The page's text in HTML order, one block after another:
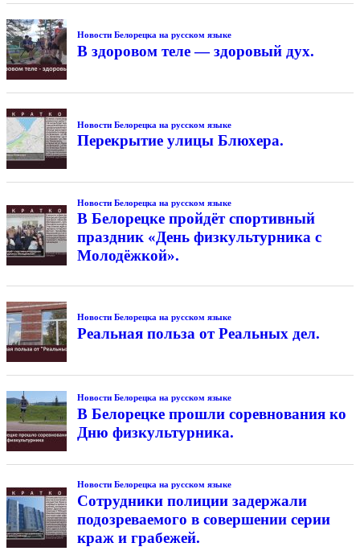
Новости Белорецка на русском языке
В здоровом теле — здоровый дух.
Новости Белорецка на русском языке
Перекрытие улицы Блюхера.
Новости Белорецка на русском языке
В Белорецке пройдёт спортивный
праздник «День физкультурника с
Молодёжкой».
Новости Белорецка на русском языке
Реальная польза от Реальных дел.
Новости Белорецка на русском языке
В Белорецке прошли соревнования ко
Дню физкультурника.
Новости Белорецка на русском языке
Сотрудники полиции задержали
подозреваемого в совершении серии
краж и грабежей.